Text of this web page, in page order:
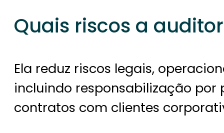
Quais riscos a
Ela reduz riscos legais,
incluindo responsabilização
contratos com clientes